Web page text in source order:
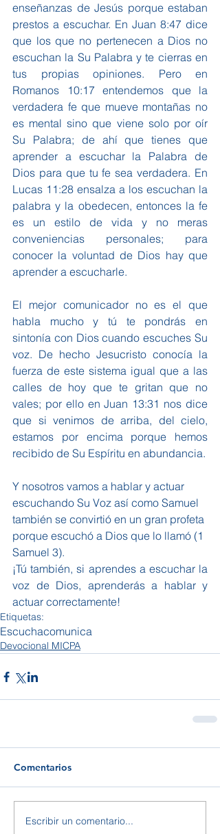
enseñanzas de Jesús porque estaban
prestos a escuchar. En Juan 8:47 dice
que los que no pertenecen a Dios no
escuchan la Su Palabra y te cierras en
tus propias opiniones. Pero en
Romanos 10:17 entendemos que la
verdadera fe que mueve montañas no
es mental sino que viene solo por oír
Su Palabra; de ahí que tienes que
aprender a escuchar la Palabra de
Dios para que tu fe sea verdadera. En
Lucas 11:28 ensalza a los escuchan la
palabra y la obedecen, entonces la fe
es un estilo de vida y no meras
conveniencias personales; para
conocer la voluntad de Dios hay que
aprender a escucharle.
El mejor comunicador no es el que
habla mucho y tú te pondrás en
sintonía con Dios cuando escuches Su
voz. De hecho Jesucristo conocía la
fuerza de este sistema igual que a las
calles de hoy que te gritan que no
vales; por ello en Juan 13:31 nos dice
que si venimos de arriba, del cielo,
estamos por encima porque hemos
recibido de Su Espíritu en abundancia.
Y nosotros vamos a hablar y actuar
escuchando Su Voz así como Samuel
también se convirtió en un gran profeta
porque escuchó a Dios que lo llamó (1
Samuel 3).
¡Tú también, si aprendes a escuchar la
voz de Dios, aprenderás a hablar y
actuar correctamente!
Etiquetas:
Escuchacomunica
Devocional MICPA
Comentarios
Escribir un comentario...